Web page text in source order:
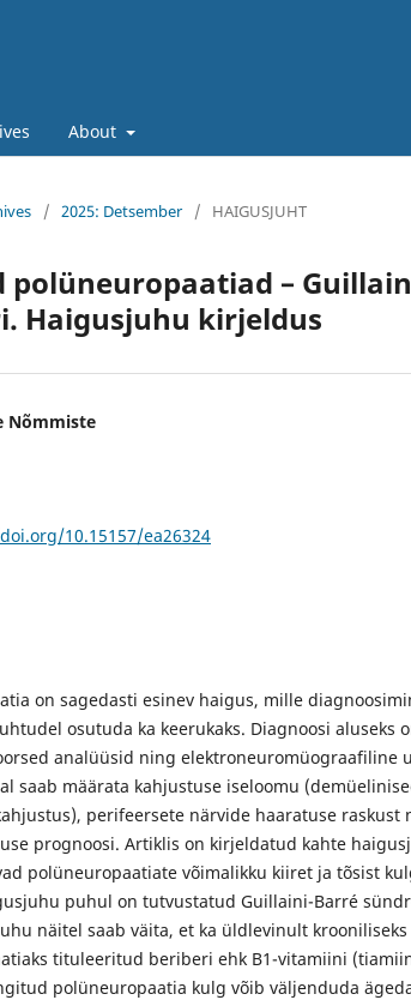
About
/ 2025: Detsember / HAIGUSJUHT
polüneuropaatiad –
Haigusjuhu kirjeldus
Nõmmiste
10.15157/ea26324
on sagedasti esinev haigus, mille
osutuda ka keerukaks. Diagnoosi aluseks
analüüsid ning elektroneuromüograafiline
saab määrata kahjustuse iseloomu
perifeersete närvide haaratuse raskust
prognoosi. Artiklis on kirjeldatud kahte
polüneuropaatiate võimalikku kiiret ja tõsist
puhul on tutvustatud Guillaini-Barré
näitel saab väita, et ka üldlevinult krooniliseks
tituleeritud beriberi ehk B1-vitamiini
polüneuropaatia kulg võib väljenduda